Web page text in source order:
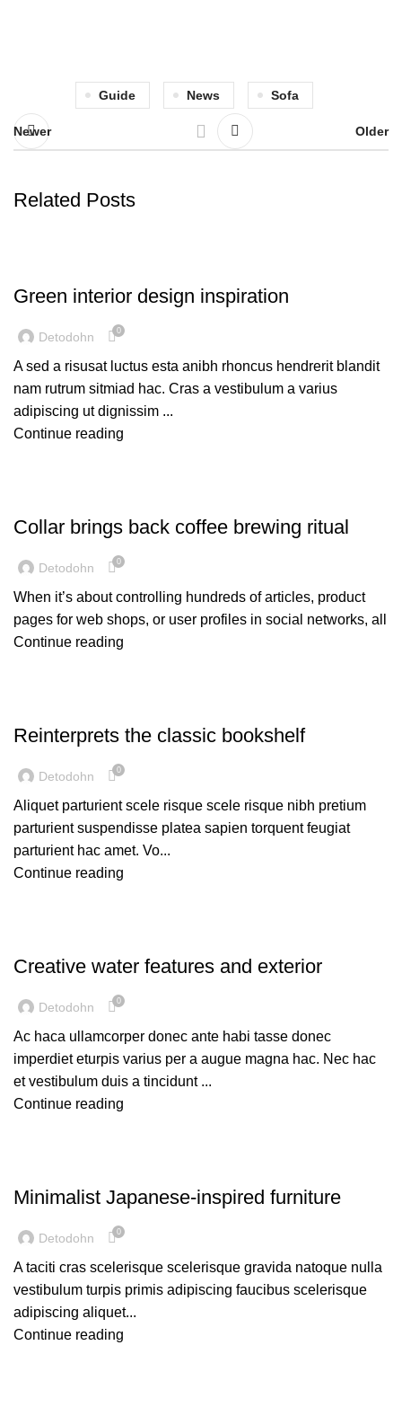
Guide News Sofa
Newer Older
Related Posts
Green interior design inspiration
Detodohn 0
A sed a risusat luctus esta anibh rhoncus hendrerit blandit
nam rutrum sitmiad hac. Cras a vestibulum a varius
adipiscing ut dignissim ...
Continue reading
Collar brings back coffee brewing ritual
Detodohn 0
When it’s about controlling hundreds of articles, product
pages for web shops, or user profiles in social networks, all
Continue reading
Reinterprets the classic bookshelf
Detodohn 0
Aliquet parturient scele risque scele risque nibh pretium
parturient suspendisse platea sapien torquent feugiat
parturient hac amet. Vo...
Continue reading
Creative water features and exterior
Detodohn 0
Ac haca ullamcorper donec ante habi tasse donec
imperdiet eturpis varius per a augue magna hac. Nec hac
et vestibulum duis a tincidunt ...
Continue reading
Minimalist Japanese-inspired furniture
Detodohn 0
A taciti cras scelerisque scelerisque gravida natoque nulla
vestibulum turpis primis adipiscing faucibus scelerisque
adipiscing aliquet...
Continue reading